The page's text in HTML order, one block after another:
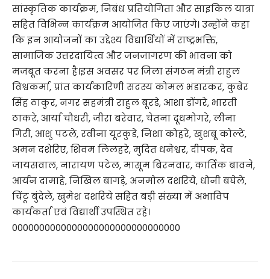
सांस्कृतिक कार्यक्रम, निबंध प्रतियोगिता और साइकिल यात्रा
सहित विभिन्न कार्यक्रम आयोजित किए जाएंगे। उन्होंने कहा
कि इन आयोजनों का उद्देश्य विद्यार्थियों में राष्ट्रभक्ति,
सामाजिक उत्तरदायित्व और जनजागरण की भावना को
मजबूत करना है।इस अवसर पर जिला संगठन मंत्री राहुल
विश्वकर्मा, प्रांत कार्यकारिणी सदस्य कोमल भंडारकर, कुबेर
सिंह ठाकुर, नगर सहमंत्री राहुल बूरडे, आशा डोंगरे, भारती
ठाकरे, आर्या चौधरी, जीरा बरेवार, चेतना दूधमोगरे, लीना
गिरी, आशु पटले, रवीना यूरकुडे, निशा कोहरे, खुशबू कोल्टे,
अमन दशेरिए, शिवम लिलहरे, मुदित धनेश्वर, दीपक, देव
जायसवाल, नारायण पटेल, मासूम बिरनवार, कार्तिक बावने,
आर्यन दामाहे, निखिल बागड़े, अनमोल दशरिये, धोनी बघेले,
चिंटू बुंदेले, खुमेश दशरिये सहित बड़ी संख्या में अभाविप
कार्यकर्ता एवं विद्यार्थी उपस्थित रहे।
0000000000000000000000000000000